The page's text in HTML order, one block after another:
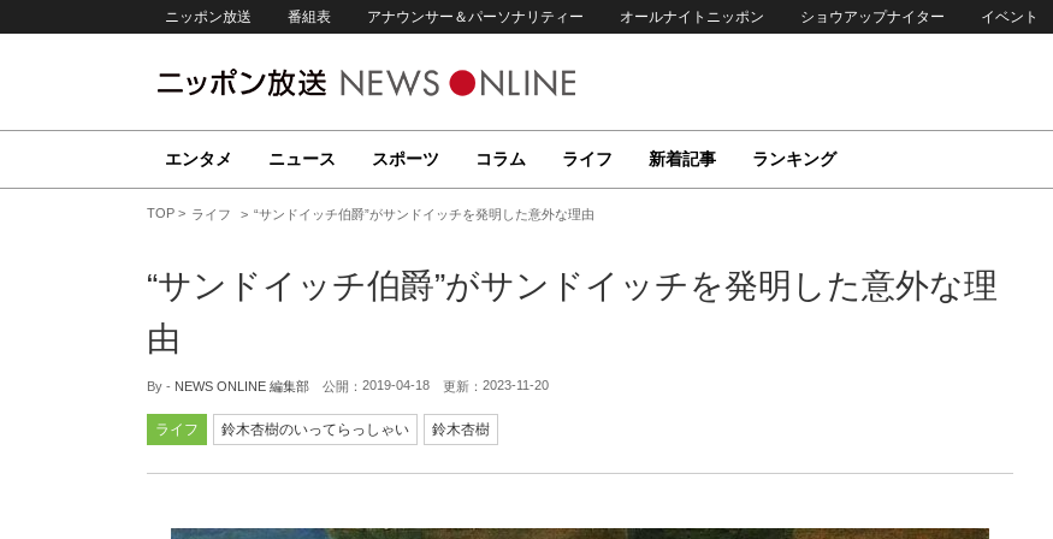
ニッポン放送 番組表 アナウンサー＆パーソナリティー オールナイトニッポン ショウアップナイター イベント
エンタメ ニュース スポーツ コラム ライフ 新着記事 ランキング
TOP ライフ “サンドイッチ伯爵”がサンドイッチを発明した意外な理由
“サンドイッチ伯爵”がサンドイッチを発明した意外な理
由
By - NEWS ONLINE 編集部 公開： 2019-04-18 更新： 2023-11-20
ライフ 鈴木杏樹のいってらっしゃい 鈴木杏樹